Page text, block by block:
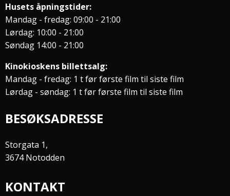
Husets åpningstider:
Mandag - fredag: 09:00 - 21:00
Lørdag: 10:00 - 21:00
Søndag 14:00 - 21:00
Kinokioskens billettsalg:
Mandag - fredag: 1 t før første film til siste film
Lørdag - søndag: 1 t før første film til siste film
BESØKSADRESSE
Storgata 1,
3674 Notodden
KONTAKT